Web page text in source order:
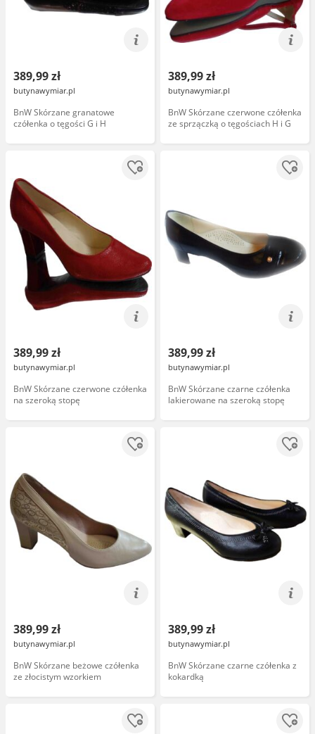
389,99 zł
butynawymiar.pl
BnW Skórzane granatowe
czółenka o tęgości G i H
389,99 zł
butynawymiar.pl
BnW Skórzane czerwone czółenka
ze sprzączką o tęgościach H i G
389,99 zł
butynawymiar.pl
BnW Skórzane czerwone czółenka
na szeroką stopę
389,99 zł
butynawymiar.pl
BnW Skórzane czarne czółenka
lakierowane na szeroką stopę
389,99 zł
butynawymiar.pl
BnW Skórzane beżowe czółenka
ze złocistym wzorkiem
389,99 zł
butynawymiar.pl
BnW Skórzane czarne czółenka z
kokardką